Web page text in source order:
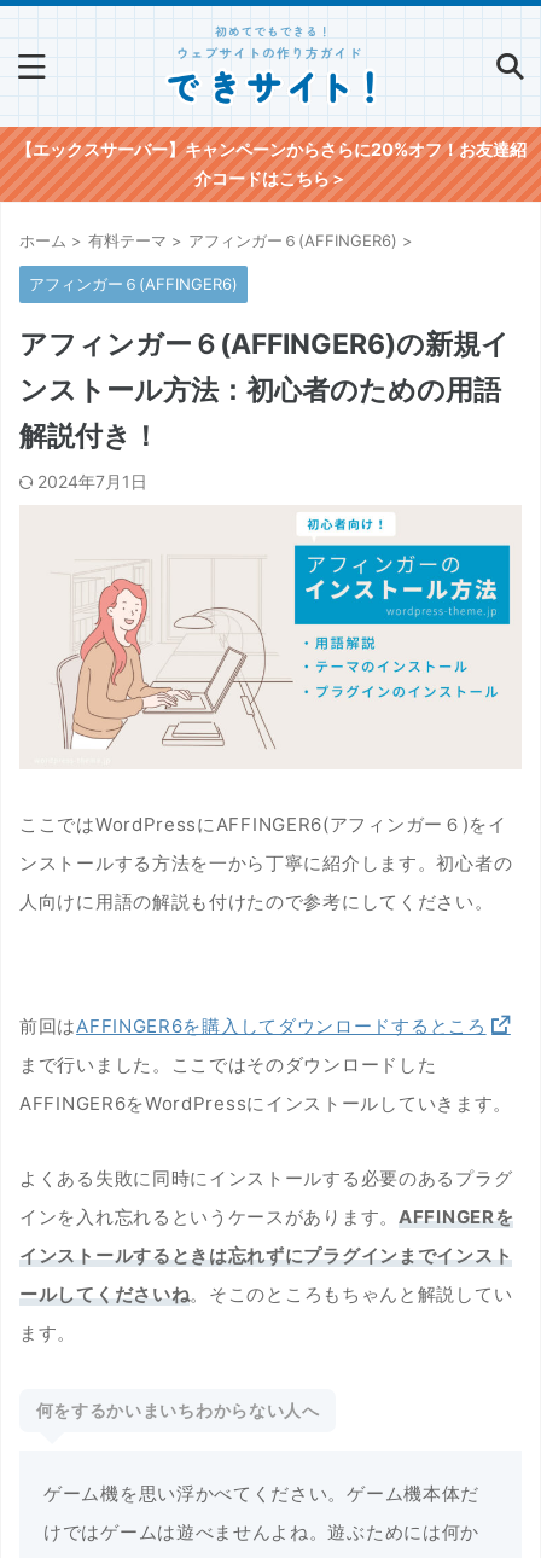
【エックスサーバー】キャンペーンからさらに20%オフ！お友達紹
介コードはこちら＞
ホーム > 有料テーマ > アフィンガー６(AFFINGER6) >
アフィンガー６(AFFINGER6)
アフィンガー６(AFFINGER6)の新規イ
ンストール方法：初心者のための用語
解説付き！
2024年7月1日
ここではWordPressにAFFINGER6(アフィンガー６)をイ
ンストールする方法を一から丁寧に紹介します。初心者の
人向けに用語の解説も付けたので参考にしてください。
前回はAFFINGER6を購入してダウンロードするところ
まで行いました。ここではそのダウンロードした
AFFINGER6をWordPressにインストールしていきます。
よくある失敗に同時にインストールする必要のあるプラグ
インを入れ忘れるというケースがあります。 AFFINGERを
インストールするときは忘れずにプラグインまでインスト
ールしてくださいね。そこのところもちゃんと解説してい
ます。
何をするかいまいちわからない人へ
ゲーム機を思い浮かべてください。ゲーム機本体だ
けではゲームは遊べませんよね。遊ぶためには何か